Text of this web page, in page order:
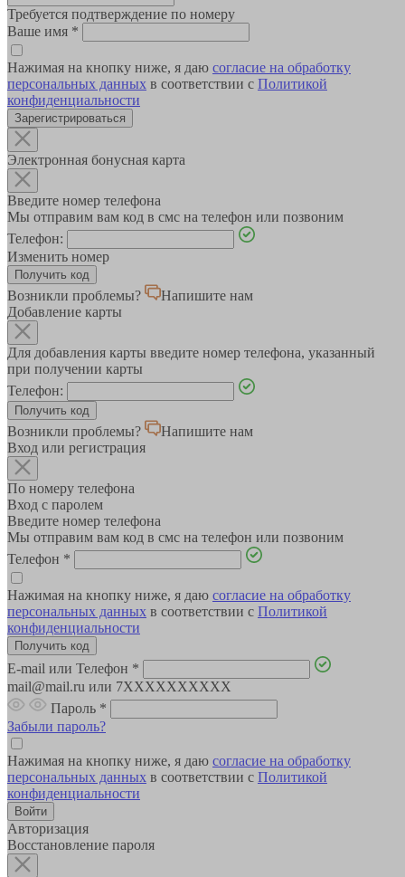
Требуется подтверждение по номеру
Ваше имя *
Нажимая на кнопку ниже, я даю согласие на обработку
персональных данных в соответствии с Политикой
конфиденциальности
Зарегистрироваться
Электронная бонусная карта
Введите номер телефона
Мы отправим вам код в смс на телефон или позвоним
Телефон:
Изменить номер
Возникли проблемы?
Напишите нам
Добавление карты
Для добавления карты введите номер телефона, указанный
при получении карты
Телефон:
Возникли проблемы?
Напишите нам
Вход или регистрация
По номеру телефона
Вход с паролем
Введите номер телефона
Мы отправим вам код в смс на телефон или позвоним
Телефон *
Нажимая на кнопку ниже, я даю согласие на обработку
персональных данных в соответствии с Политикой
конфиденциальности
E-mail или Телефон *
mail@mail.ru или 7XXXXXXXXXX
Пароль *
Забыли пароль?
Нажимая на кнопку ниже, я даю согласие на обработку
персональных данных в соответствии с Политикой
конфиденциальности
Авторизация
Восстановление пароля